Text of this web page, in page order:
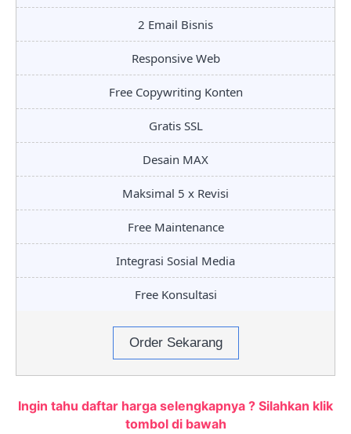
2 Email Bisnis
Responsive Web
Free Copywriting Konten
Gratis SSL
Desain MAX
Maksimal 5 x Revisi
Free Maintenance
Integrasi Sosial Media
Free Konsultasi
Order Sekarang
Ingin tahu daftar harga selengkapnya ? Silahkan klik
tombol di bawah